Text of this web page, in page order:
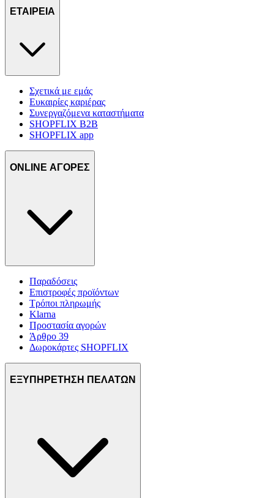
ΕΤΑΙΡΕΙΑ
Σχετικά με εμάς
Ευκαιρίες καριέρας
Συνεργαζόμενα καταστήματα
SHOPFLIX B2B
SHOPFLIX app
ONLINE ΑΓΟΡΕΣ
Παραδόσεις
Επιστροφές προϊόντων
Τρόποι πληρωμής
Klarna
Προστασία αγορών
Άρθρο 39
Δωροκάρτες SHOPFLIX
ΕΞΥΠΗΡΕΤΗΣΗ ΠΕΛΑΤΩΝ